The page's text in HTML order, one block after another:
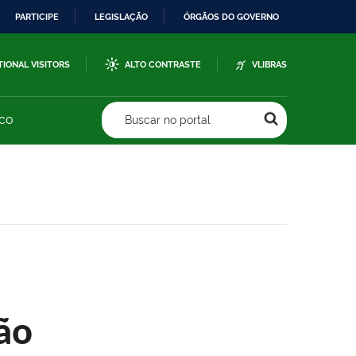
PARTICIPE LEGISLAÇÃO ÓRGÃOS DO GOVERNO
VISITORS ALTO CONTRASTE VLIBRAS
Buscar no portal